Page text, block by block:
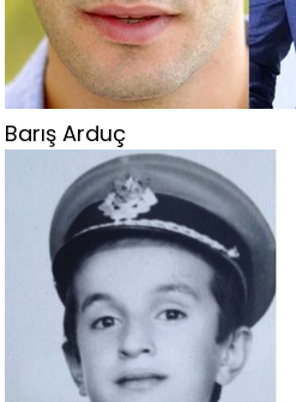
Barış Arduç